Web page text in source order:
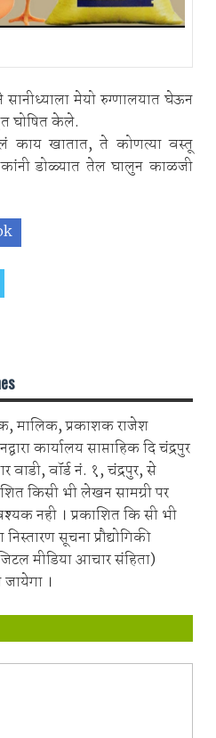
मेयो रुग्णालयात घेऊन
घोषित केले.
खातात, ते कोणत्या वस्तू
डोळ्यात तेल घालुन काळजी
मालिक, प्रकाशक राजेश
कार्यालय साप्ताहिक दि चंद्रपुर
वॉर्ड नं. १, चंद्रपुर, से
किसी भी लेखन सामग्री पर
नही । प्रकाशित कि सी भी
सूचना प्रौद्योगिकी
मीडिया आचार संहिता)
।